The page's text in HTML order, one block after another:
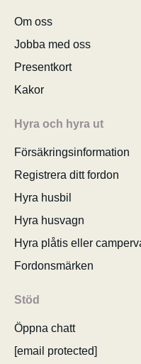
Om oss
Jobba med oss
Presentkort
Kakor
Hyra och hyra ut
Försäkringsinformation
Registrera ditt fordon
Hyra husbil
Hyra husvagn
Hyra plåtis eller
Fordonsmärken
Stöd
Öppna chatt
[email protected]